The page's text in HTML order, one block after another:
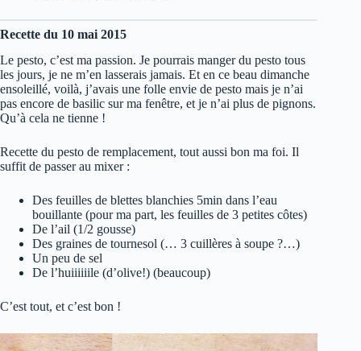
Recette du 10 mai 2015
Le pesto, c’est ma passion. Je pourrais manger du pesto tous
les jours, je ne m’en lasserais jamais. Et en ce beau dimanche
ensoleillé, voilà, j’avais une folle envie de pesto mais je n’ai
pas encore de basilic sur ma fenêtre, et je n’ai plus de pignons.
Qu’à cela ne tienne !
Recette du pesto de remplacement, tout aussi bon ma foi. Il
suffit de passer au mixer :
Des feuilles de blettes blanchies 5min dans l’eau
bouillante (pour ma part, les feuilles de 3 petites côtes)
De l’ail (1/2 gousse)
Des graines de tournesol (… 3 cuillères à soupe ?…)
Un peu de sel
De l’huiiiiiile (d’olive!) (beaucoup)
C’est tout, et c’est bon !